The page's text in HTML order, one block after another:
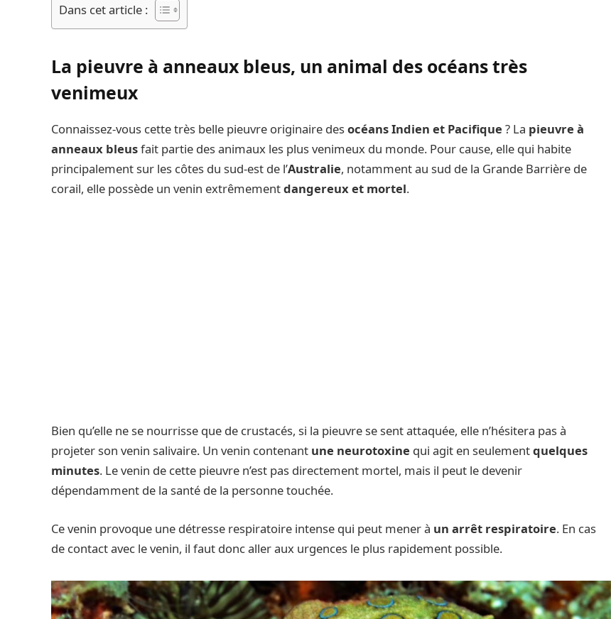
Dans cet article :
La pieuvre à anneaux bleus, un animal des océans très
venimeux
Connaissez-vous cette très belle pieuvre originaire desocéans Indien et Pacifique ? La pieuvre à
anneaux bleusfait partie des animaux les plus venimeux du monde. Pour cause, elle qui habite
principalement sur les côtes du sud-est de l’Australie, notamment au sud de la Grande Barrière de
corail, elle possède un venin extrêmementdangereux et mortel.
Bien qu’elle ne se nourrisse que de crustacés, si la pieuvre se sent attaquée, elle n’hésitera pas à
projeter son venin salivaire. Un venin contenant une neurotoxine qui agit en seulementquelques
minutes. Le venin de cette pieuvre n’est pas directement mortel, mais il peut le devenir
dépendamment de la santé de la personne touchée.
Ce venin provoque une détresse respiratoire intense qui peut mener à un arrêt respiratoire. En cas
de contact avec le venin, il faut donc aller aux urgences le plus rapidement possible.